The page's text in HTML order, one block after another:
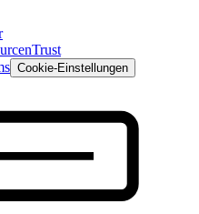
Trust
Cookie-Einstellungen